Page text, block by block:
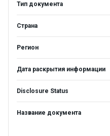
Тип документа
Страна
Регион
Дата раскрытия информации
Disclosure Status
Название документа